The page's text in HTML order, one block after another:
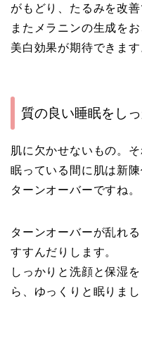
がもどり、たるみを改善
またメラニンの生成を
美白効果が期待できます
質の良い睡眠をし
肌に欠かせないもの。
眠っている間に肌は新
ターンオーバーですね。
ターンオーバーが乱れ
すすんだりします。
しっかりと洗顔と保湿
ら、ゆっくりと眠りまし